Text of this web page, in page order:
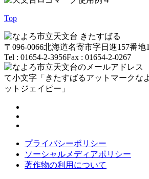
Top
〒096-0066北海道名寄市字日進157番地1
Tel : 01654-2-3956Fax : 01654-2-0267
プライバシーポリシー
ソーシャルメディアポリシー
著作物の利用について